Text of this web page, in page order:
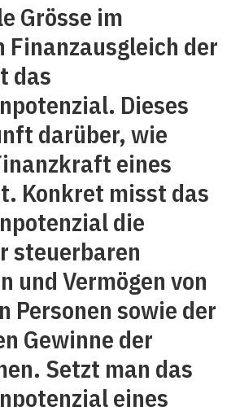
Grösse im
Finanzausgleich der
das
Dieses
darüber, wie
eines
Konkret misst das
die
steuerbaren
und Vermögen von
Personen sowie der
Gewinne der
Setzt man das
eines